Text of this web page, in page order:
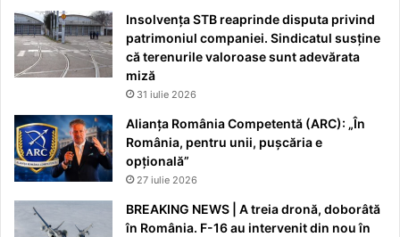
Insolvența STB reaprinde disputa privind
patrimoniul companiei. Sindicatul susține
că terenurile valoroase sunt adevărata
miză
31 iulie 2026
Alianța România Competentă (ARC): „În
România, pentru unii, pușcăria e
opțională”
27 iulie 2026
BREAKING NEWS | A treia dronă, doborâtă
în România. F-16 au intervenit din nou în